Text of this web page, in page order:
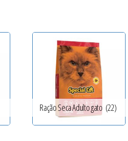
Ração Seca Adulto gato (22)